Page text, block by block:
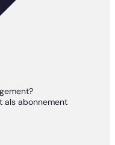
als abonnement